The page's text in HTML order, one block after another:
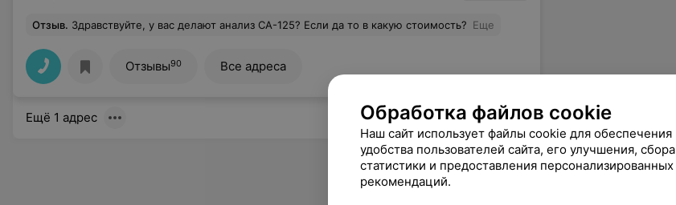
Отзыв. Здравствуйте, у вас делают анализ CA-125? Если да то в какую стоимость? Еще
Отзывы90 Все адреса
Ещё 1 адрес Обработка файлов cookie
Наш сайт использует файлы cookie для обеспечения
удобства пользователей сайта, его улучшения, сбора
статистики и предоставления персонализированных
рекомендаций.